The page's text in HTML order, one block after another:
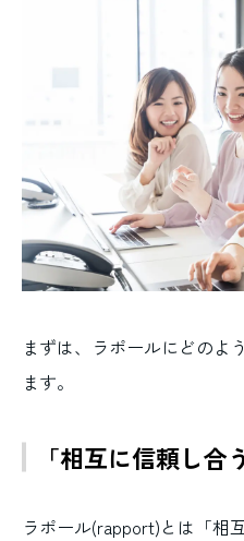
まずは、ラポールにどのよ
ます。
「相互に信頼し
ラポール(rapport)とは「相